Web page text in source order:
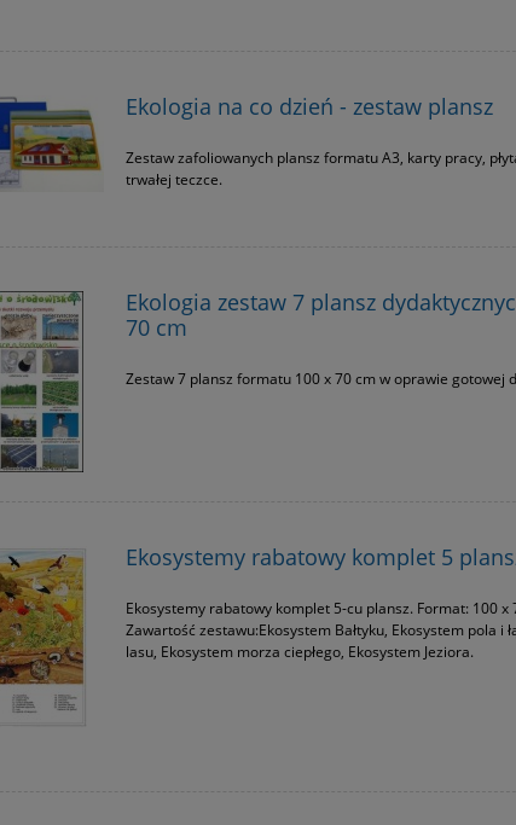
Ekologia na co dzień - zestaw plansz
Zestaw zafoliowanych plansz formatu A3, karty pracy,
trwałej teczce.
Ekologia zestaw 7 plansz
70 cm
Zestaw 7 plansz formatu 100 x 70 cm w oprawie gotowej
Ekosystemy rabatowy komplet 5
Ekosystemy rabatowy komplet 5-cu plansz. Format: 100 x
Zawartość zestawu:Ekosystem Bałtyku, Ekosystem pola i
lasu, Ekosystem morza ciepłego, Ekosystem Jeziora.